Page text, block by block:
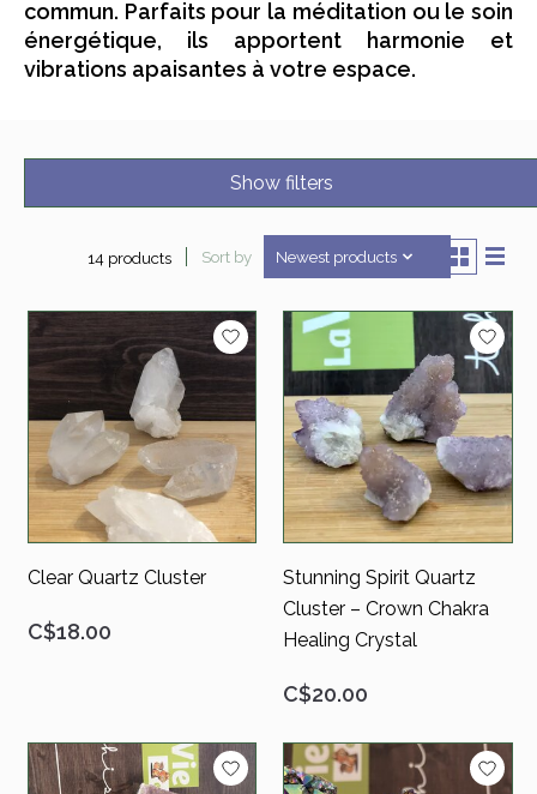
commun. Parfaits pour la méditation ou le soin
énergétique, ils apportent harmonie et
vibrations apaisantes à votre espace.
Show filters
14 products Sort by Newest products
C$18.00
Clear Quartz Cluster
C$20.00
Stunning Spirit Quartz
Cluster – Crown Chakra
Healing Crystal